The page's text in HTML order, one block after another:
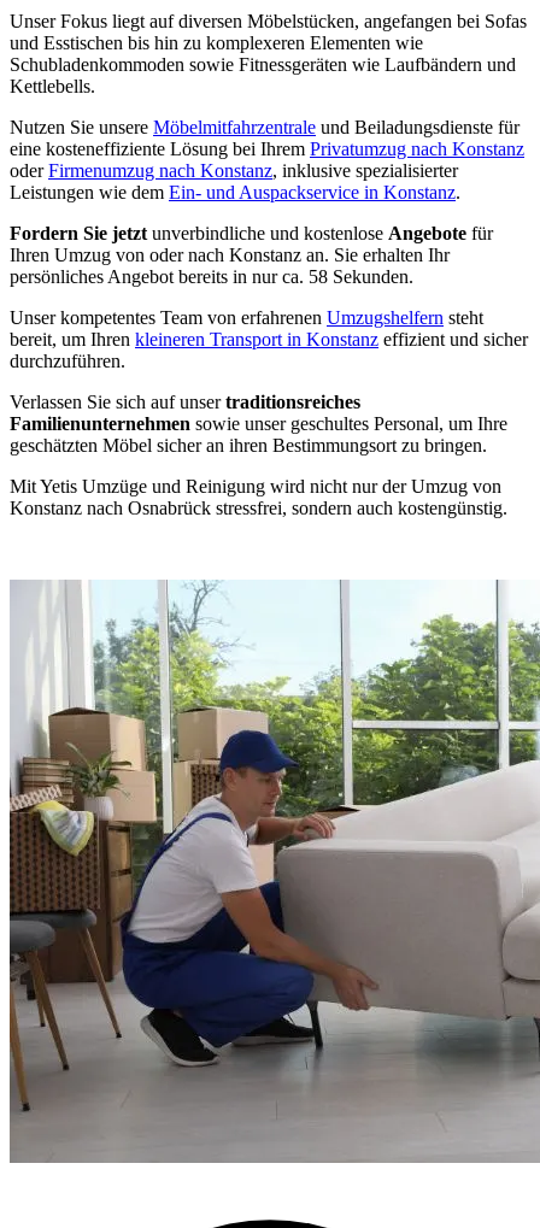
Unser Fokus liegt auf diversen Möbelstücken, angefangen bei Sofas
und Esstischen bis hin zu komplexeren Elementen wie
Schubladenkommoden sowie Fitnessgeräten wie Laufbändern und
Kettlebells.
Nutzen Sie unsere Möbelmitfahrzentrale und Beiladungsdienste für
eine kosteneffiziente Lösung bei Ihrem Privatumzug nach Konstanz
oderFirmenumzug nach Konstanz, inklusive spezialisierter
Leistungen wie dem Ein- und Auspackservice in Konstanz.
Fordern Sie jetzt unverbindliche und kostenlose Angebote für
Ihren Umzug von oder nach Konstanz an. Sie erhalten Ihr
persönliches Angebot bereits in nur ca. 58 Sekunden.
Unser kompetentes Team von erfahrenen Umzugshelfern steht
bereit, um Ihren kleineren Transport in Konstanz effizient und sicher
durchzuführen.
Verlassen Sie sich auf unsertraditionsreiches
Familienunternehmen sowie unser geschultes Personal, um Ihre
geschätzten Möbel sicher an ihren Bestimmungsort zu bringen.
Mit Yetis Umzüge und Reinigung wird nicht nur der Umzug von
Konstanz nach Osnabrück stressfrei, sondern auch kostengünstig.